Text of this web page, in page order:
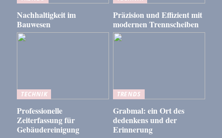
Nachhaltigkeit im
Bauwesen
Präzision und Effizient mit
modernen Trennscheiben
TECHNIK
Professionelle
Zeiterfassung für
Gebäudereinigung
TRENDS
Grabmal: ein Ort des
dedenkens und der
Erinnerung